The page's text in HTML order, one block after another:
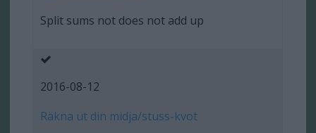
Split sums not does not add up
2016-08-12
Räkna ut din midja/stuss-kvot